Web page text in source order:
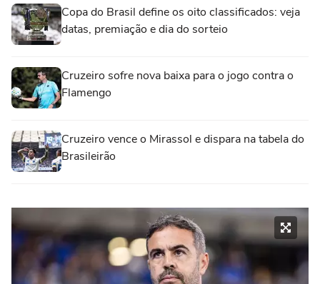
Copa do Brasil define os oito classificados: veja
datas, premiação e dia do sorteio
Cruzeiro sofre nova baixa para o jogo contra o
Flamengo
Cruzeiro vence o Mirassol e dispara na tabela do
Brasileirão